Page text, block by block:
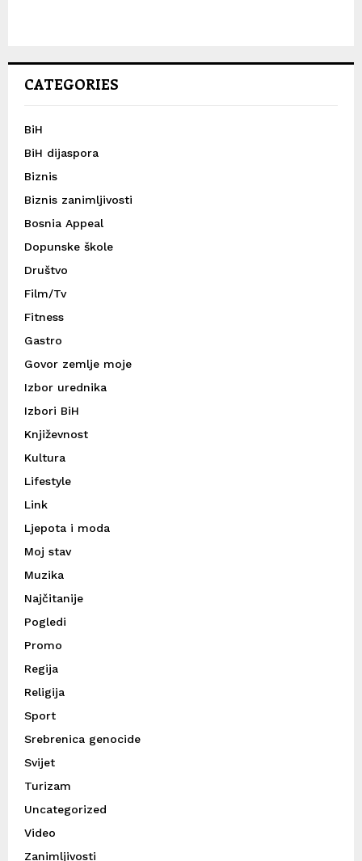
CATEGORIES
BiH
BiH dijaspora
Biznis
Biznis zanimljivosti
Bosnia Appeal
Dopunske škole
Društvo
Film/Tv
Fitness
Gastro
Govor zemlje moje
Izbor urednika
Izbori BiH
Književnost
Kultura
Lifestyle
Link
Ljepota i moda
Moj stav
Muzika
Najčitanije
Pogledi
Promo
Regija
Religija
Sport
Srebrenica genocide
Svijet
Turizam
Uncategorized
Video
Zanimljivosti